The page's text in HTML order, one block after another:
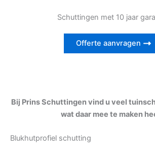
Schuttingen met 10 jaar
Offerte aanvragen
Bij Prins Schuttingen vind u veel
wat daar mee te maken
Blukhutprofiel schutting